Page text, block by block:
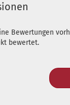
Bewertungen
bewertet.